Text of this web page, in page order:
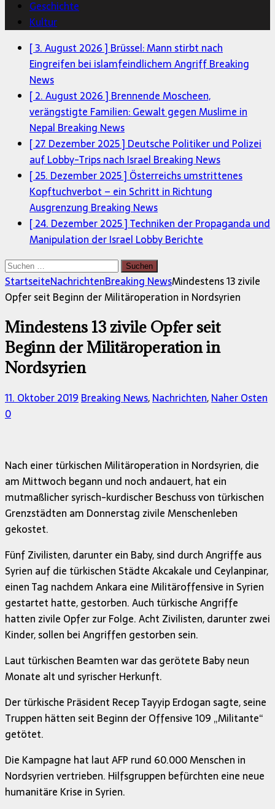
Geschichte
Kultur
[ 3. August 2026 ] Brüssel: Mann stirbt nach
Eingreifen bei islamfeindlichem AngriffBreaking
News
[ 2. August 2026 ] Brennende Moscheen,
verängstigte Familien: Gewalt gegen Muslime in
Nepal Breaking News
[ 27. Dezember 2025 ] Deutsche Politiker und Polizei
auf Lobby-Trips nach Israel Breaking News
[ 25. Dezember 2025 ] Österreichs umstrittenes
Kopftuchverbot – ein Schritt in Richtung
Ausgrenzung Breaking News
[ 24. Dezember 2025 ]Techniken der Propaganda und
Manipulation der Israel LobbyBerichte
Suchen
nach:
StartseiteNachrichtenBreaking NewsMindestens 13 zivile
Opfer seit Beginn der Militäroperation in Nordsyrien
Mindestens 13 zivile Opfer seit
Beginn der Militäroperation in
Nordsyrien
11. Oktober 2019Breaking News,Nachrichten,Naher Osten
0
Nach einer türkischen Militäroperation in Nordsyrien, die
am Mittwoch begann und noch andauert, hat ein
mutmaßlicher syrisch-kurdischer Beschuss von türkischen
Grenzstädten am Donnerstag zivile Menschenleben
gekostet.
Fünf Zivilisten, darunter ein Baby, sind durch Angriffe aus
Syrien auf die türkischen Städte Akcakale und Ceylanpinar,
einen Tag nachdem Ankara eine Militäroffensive in Syrien
gestartet hatte, gestorben. Auch türkische Angriffe
hatten zivile Opfer zur Folge. Acht Zivilisten, darunter zwei
Kinder, sollen bei Angriffen gestorben sein.
Laut türkischen Beamten war das gerötete Baby neun
Monate alt und syrischer Herkunft.
Der türkische Präsident Recep Tayyip Erdogan sagte, seine
Truppen hätten seit Beginn der Offensive 109 „Militante“
getötet.
Die Kampagne hat laut AFP rund 60.000 Menschen in
Nordsyrien vertrieben. Hilfsgruppen befürchten eine neue
humanitäre Krise in Syrien.